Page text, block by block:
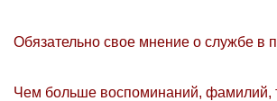
Обязательно свое мнение о службе в
Чем больше воспоминаний, фамилий,